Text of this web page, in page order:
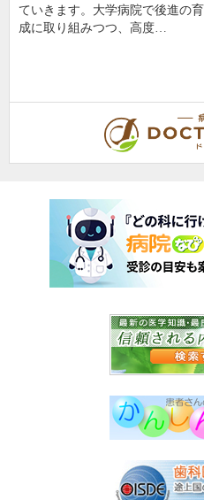
ていきます。大学病院で後進の育
成に取り組みつつ、高度…